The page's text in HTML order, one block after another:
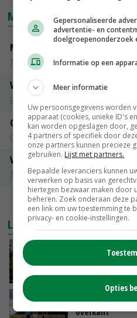
MARKTPRIJZEN
Magere melkpoeder
Zuivel NL
Vleeskuikens 2001-2600 gr
Barneveld
Gerst
Groningen
Volle melkpoeder
Zuivel NL
MEER
LAATSTE NIEUWS
Kamervragen
minister
VANDAAG, 16:27
‘Rendement
overkant’
Gepersonaliseerde
advertentie- en
doelgroepenonderzoek
Informatie op een
Meer informatie
Uw persoonsgegevens worden
apparaat (cookies, unieke ID's
kan worden opgeslagen door,
4 partners of specifiek door
onze partners kunnen precieze
gebruiken. Lijst met partners.
Bepaalde leveranciers kunnen
verwerken op basis van
hiertegen bezwaar maken door
beheren. Zoek onderaan deze
een link om uw toestemming te
privacy- en cookie-instellingen.
Opties